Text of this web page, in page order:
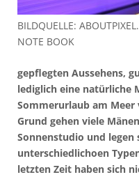
BILDQUELLE:
NOTE BOOK
gepflegten Aussehens,
lediglich eine natürliche
Sommerurlaub am Meer
Grund gehen viele
Sonnenstudio und legen
unterschiedlichoen
letzten Zeit haben sich